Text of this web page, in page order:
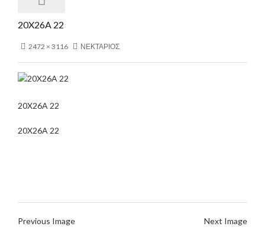
20X26A 22
2472 × 3116 ΝΕΚΤΑΡΙΟΣ
20X26A 22
20X26A 22
Previous Image Next Image